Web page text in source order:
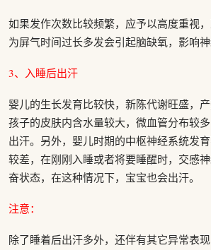
如果发作次数比较频繁，应予以高度重视
为屏气时间过长多发会引起脑缺氧，影响神
3、入睡后出汗
婴儿的生长发育比较快，新陈代谢旺盛，
孩子的皮肤内含水量较大，微血管分布较
出汗。另外，婴儿时期的中枢神经系统发
较差，在刚刚入睡或者将要睡醒时，交感
奋状态，在这种情况下，宝宝也会出汗。
注意：
除了睡着后出汗多外，还伴有其它异常表